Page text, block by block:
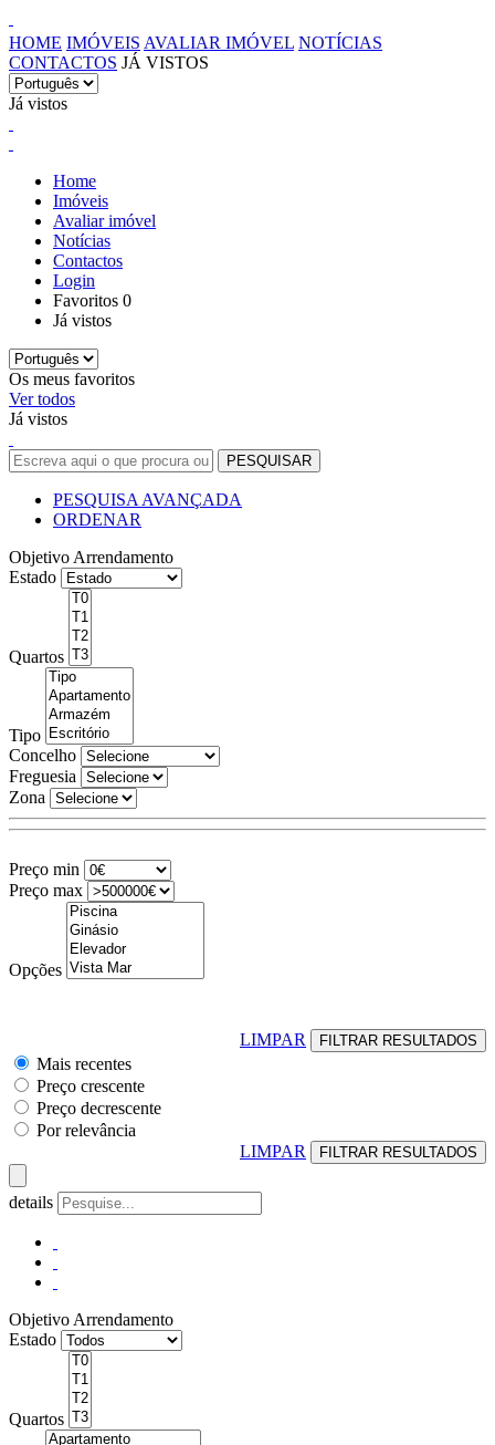
HOME IMÓVEIS AVALIAR IMÓVEL NOTÍCIAS
CONTACTOS JÁ VISTOS
Já vistos
Home
Imóveis
Avaliar imóvel
Notícias
Contactos
Login
Favoritos 0
Já vistos
Os meus favoritos
Ver todos
Já vistos
PESQUISA AVANÇADA
ORDENAR
Objetivo Arrendamento
Estado
Quartos
Tipo
Concelho
Freguesia
Zona
Preço min
Preço max
Opções
LIMPAR
Mais recentes
Preço crescente
Preço decrescente
Por relevância
LIMPAR
details
Objetivo Arrendamento
Estado
Quartos